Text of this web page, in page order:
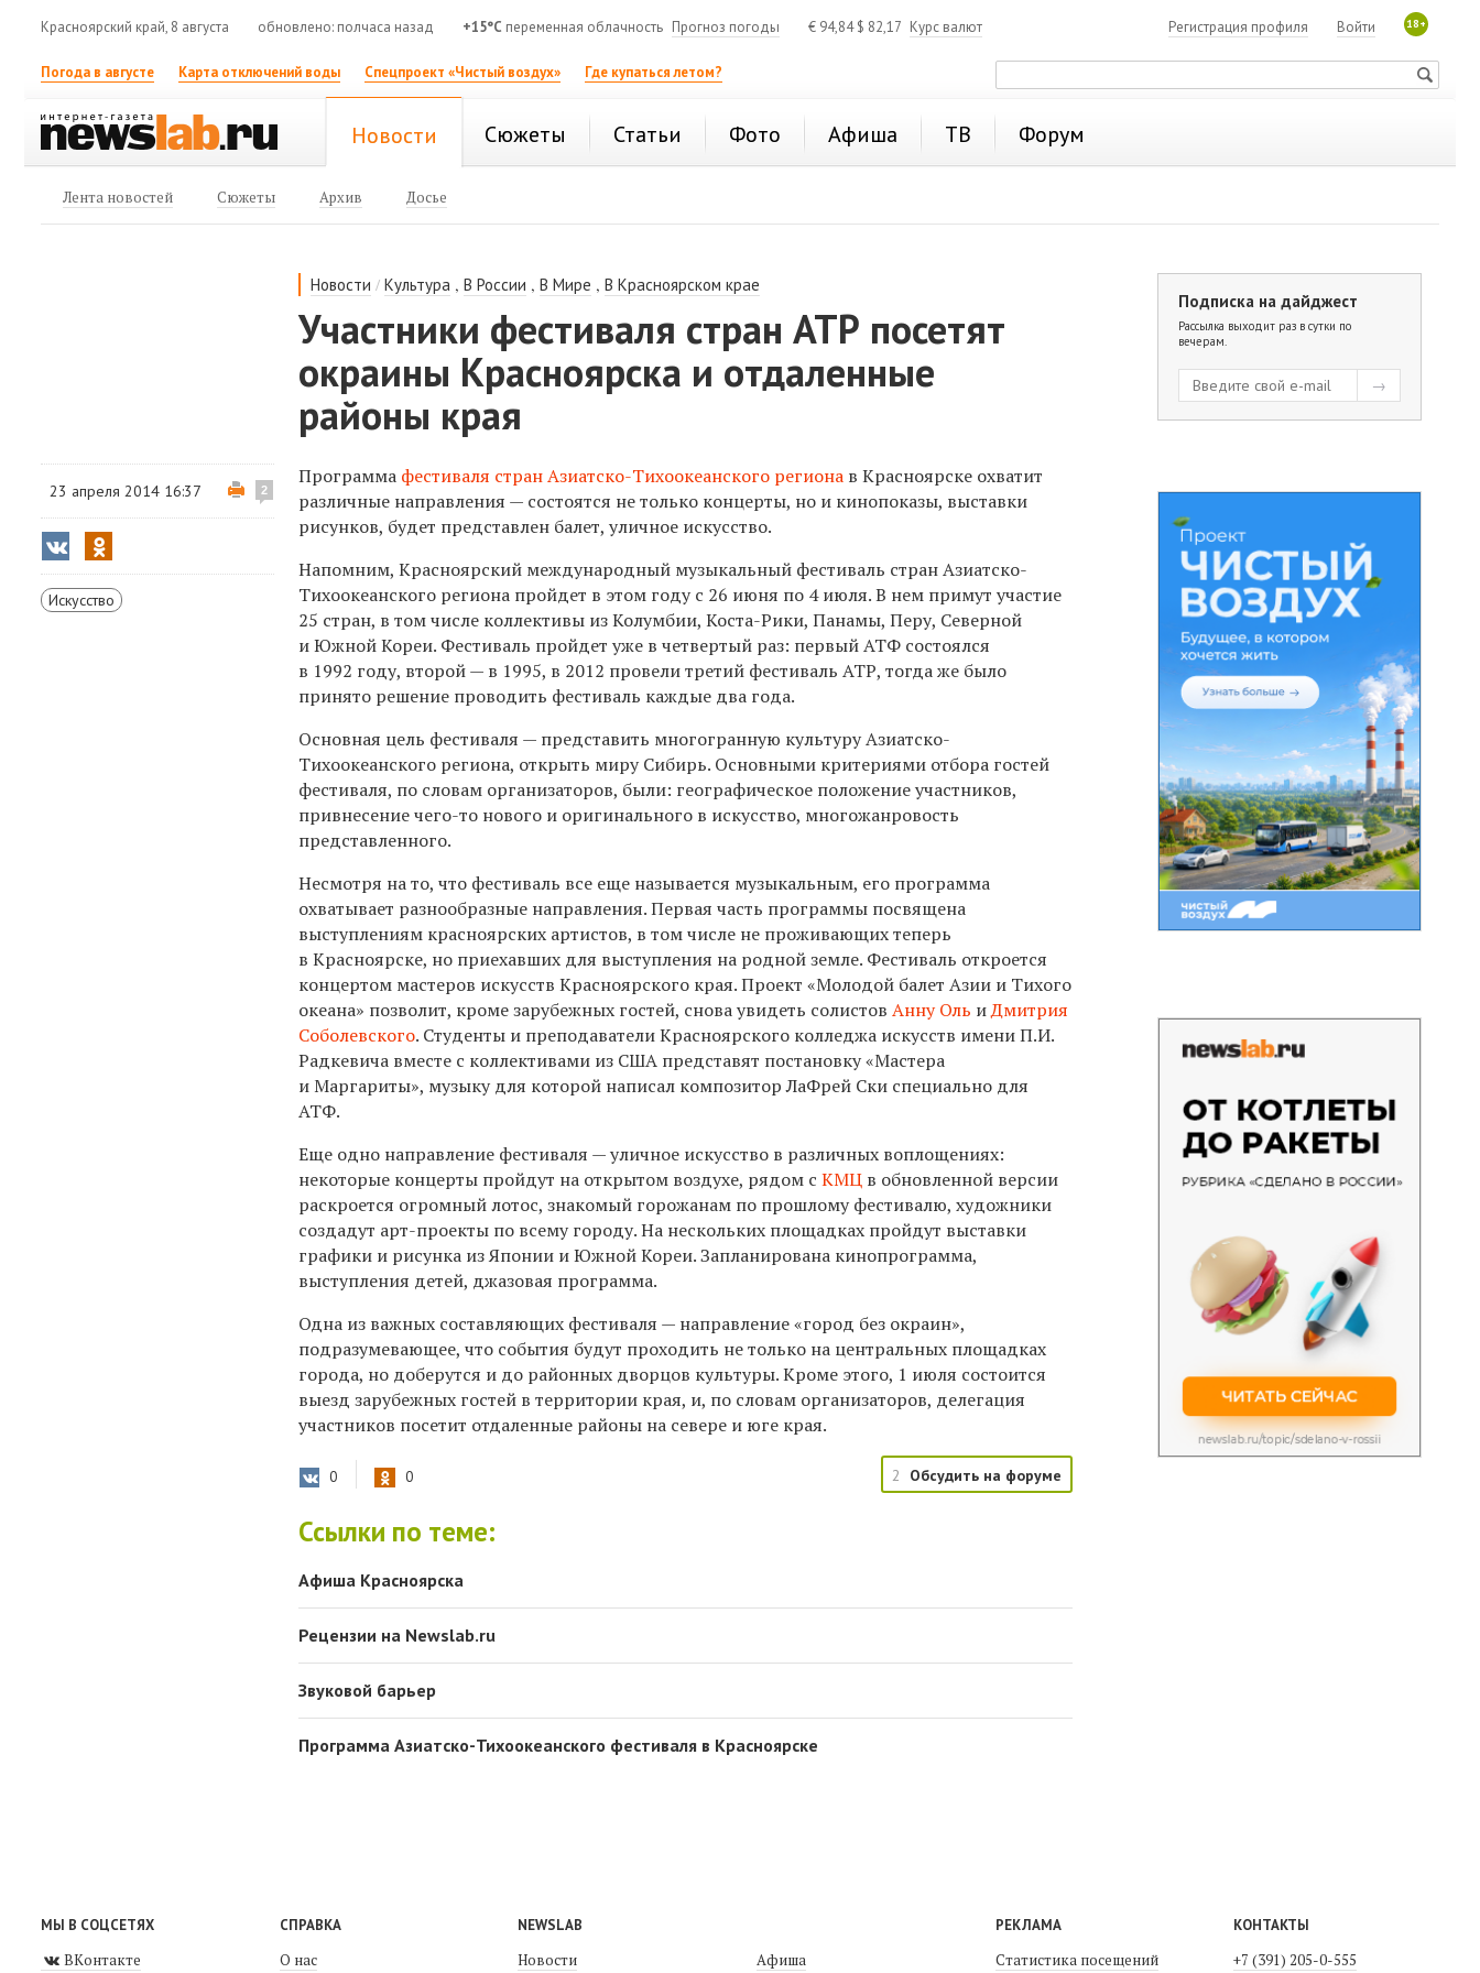
Красноярский край, 8 августа обновлено: полчаса назад +15°C переменная облачность Прогноз погоды € 94,84$ 82,17 Курс валют 18+
Войти
Регистрация профиля
Погода в августе Карта отключений воды Спецпроект «Чистый воздух» Где купаться летом?
Новости Сюжеты Статьи Фото Афиша ТВ Форум
Лента новостей Сюжеты Архив Досье
Новости /Культура ,В России ,В Мире ,В Красноярском крае
Участники фестиваля стран АТР посетят
окраины Красноярска и отдаленные
районы края
23 апреля 2014 16:37 2
Искусство
Программа фестиваля стран Азиатско-Тихоокеанского региона в Красноярске охватит
различные направления — состоятся не только концерты, но и кинопоказы, выставки
рисунков, будет представлен балет, уличное искусство.
Напомним, Красноярский международный музыкальный фестиваль стран Азиатско-
Тихоокеанского региона пройдет в этом году с 26 июня по 4 июля. В нем примут участие
25 стран, в том числе коллективы из Колумбии, Коста-Рики, Панамы, Перу, Северной
и Южной Кореи. Фестиваль пройдет уже в четвертый раз: первый АТФ состоялся
в 1992 году, второй — в 1995, в 2012 провели третий фестиваль АТР, тогда же было
принято решение проводить фестиваль каждые два года.
Основная цель фестиваля — представить многогранную культуру Азиатско-
Тихоокеанского региона, открыть миру Сибирь. Основными критериями отбора гостей
фестиваля, по словам организаторов, были: географическое положение участников,
привнесение чего-то нового и оригинального в искусство, многожанровость
представленного.
Несмотря на то, что фестиваль все еще называется музыкальным, его программа
охватывает разнообразные направления. Первая часть программы посвящена
выступлениям красноярских артистов, в том числе не проживающих теперь
в Красноярске, но приехавших для выступления на родной земле. Фестиваль откроется
концертом мастеров искусств Красноярского края. Проект «Молодой балет Азии и Тихого
океана» позволит, кроме зарубежных гостей, снова увидеть солистовАнну Оль иДмитрия
Соболевского. Студенты и преподаватели Красноярского колледжа искусств имени П.И.
Радкевича вместе с коллективами из США представят постановку «Мастера
и Маргариты», музыку для которой написал композитор ЛаФрей Ски специально для
АТФ.
Еще одно направление фестиваля — уличное искусство в различных воплощениях:
некоторые концерты пройдут на открытом воздухе, рядом сКМЦ в обновленной версии
раскроется огромный лотос, знакомый горожанам по прошлому фестивалю, художники
создадут арт-проекты по всему городу. На нескольких площадках пройдут выставки
графики и рисунка из Японии и Южной Кореи. Запланирована кинопрограмма,
выступления детей, джазовая программа.
Одна из важных составляющих фестиваля — направление «город без окраин»,
подразумевающее, что события будут проходить не только на центральных площадках
города, но доберутся и до районных дворцов культуры. Кроме этого, 1 июля состоится
выезд зарубежных гостей в территории края, и, по словам организаторов, делегация
участников посетит отдаленные районы на севере и юге края.
0 0 2 Обсудить на форуме
Ссылки по теме:
Афиша Красноярска
Рецензии на Newslab.ru
Звуковой барьер
Программа Азиатско-Тихоокеанского фестиваля в Красноярске
Подписка на дайджест
Рассылка выходит раз в сутки по
вечерам.
МЫ В СОЦСЕТЯХ
ВКонтакте
СПРАВКА
О нас
NEWSLAB
Новости Афиша
РЕКЛАМА
Статистика посещений
КОНТАКТЫ
+7 (391) 205-0-555